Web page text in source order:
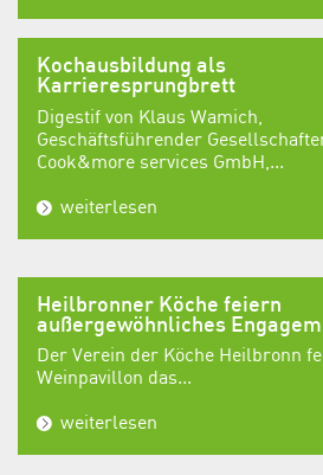
Kochausbildung als
Karrieresprungbrett
Digestif von Klaus Wamich,
Geschäftsführender
Cook&more services GmbH,...
weiterlesen
Heilbronner Köche feiern
außergewöhnliches
Der Verein der Köche Heilbronn
Weinpavillon das...
weiterlesen